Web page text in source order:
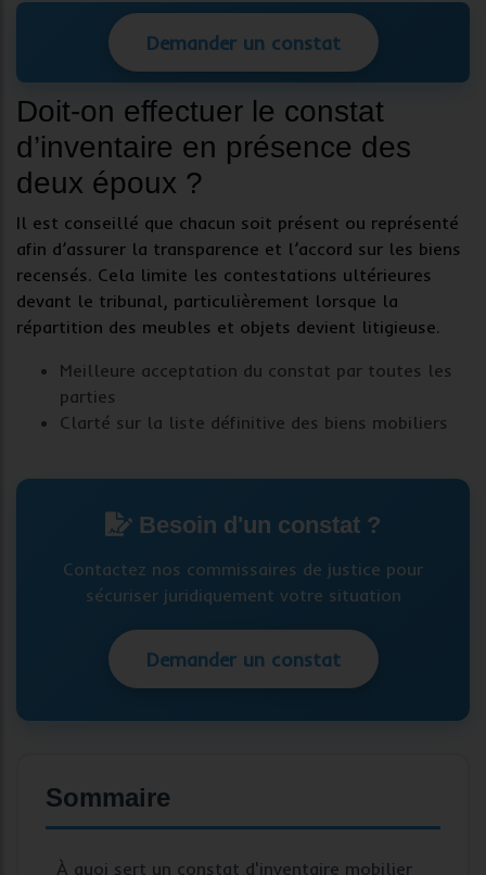
Demander un constat
Doit-on effectuer le constat
d’inventaire en présence des
deux époux ?
Il est conseillé que chacun soit présent ou représenté
afin d’assurer la transparence et l’accord sur les biens
recensés. Cela limite les contestations ultérieures
devant le tribunal, particulièrement lorsque la
répartition des meubles et objets devient litigieuse.
Meilleure acceptation du constat par toutes les
parties
Clarté sur la liste définitive des biens mobiliers
Besoin d'un constat ?
Contactez nos commissaires de justice pour
sécuriser juridiquement votre situation
Demander un constat
Sommaire
À quoi sert un constat d'inventaire mobilier